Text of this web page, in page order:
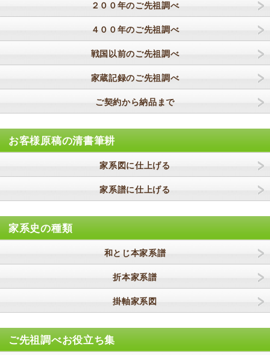
２００年のご先祖調べ
４００年のご先祖調べ
戦国以前のご先祖調べ
家蔵記録のご先祖調べ
ご契約から納品まで
お客様原稿の清書筆耕
家系図に仕上げる
家系譜に仕上げる
家系史の種類
和とじ本家系譜
折本家系譜
掛軸家系図
ご先祖調べお役立ち集